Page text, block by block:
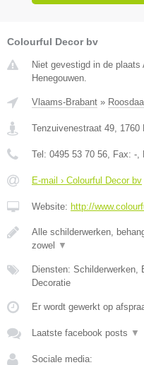
Colourful Decor bv
Niet gevestigd in de
Henegouwen.
Vlaams-Brabant »
Tenzuivenestraat 49 1760
Tel: 0495 53 70 56 , Fax: -
E-mail › Colourful Decor bv
Website: http://
Alle schilderwerken,
zowel ▼
Diensten: Schilderwerken,
Decoratie
Er wordt gewerkt op
Laatste facebook posts ▼
Sociale media: